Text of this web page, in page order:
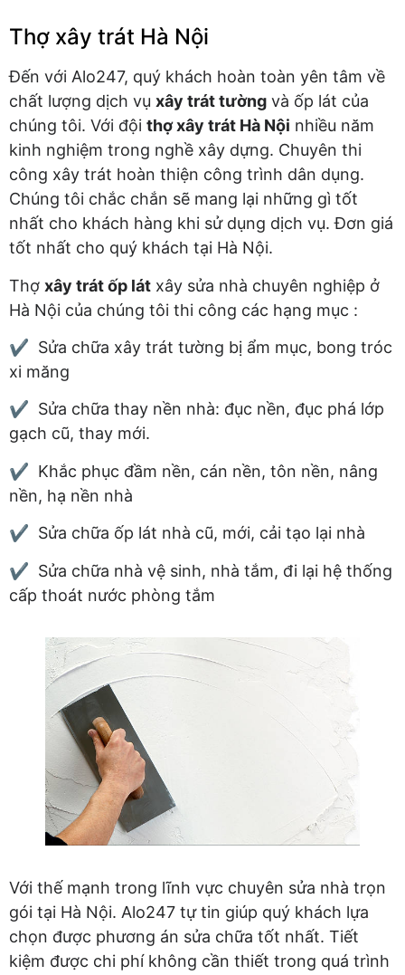
Thợ xây trát Hà Nội
Đến với Alo247, quý khách hoàn toàn yên tâm về
chất lượng dịch vụ xây trát tường và ốp lát của
chúng tôi. Với đội thợ xây trát Hà Nội nhiều năm
kinh nghiệm trong nghề xây dựng. Chuyên thi
công xây trát hoàn thiện công trình dân dụng.
Chúng tôi chắc chắn sẽ mang lại những gì tốt
nhất cho khách hàng khi sử dụng dịch vụ. Đơn giá
tốt nhất cho quý khách tại Hà Nội.
Thợ xây trát ốp lát xây sửa nhà chuyên nghiệp ở
Hà Nội của chúng tôi thi công các hạng mục :
✔ Sửa chữa xây trát tường bị ẩm mục, bong tróc
xi măng
✔ Sửa chữa thay nền nhà: đục nền, đục phá lớp
gạch cũ, thay mới.
✔ Khắc phục đầm nền, cán nền, tôn nền, nâng
nền, hạ nền nhà
✔ Sửa chữa ốp lát nhà cũ, mới, cải tạo lại nhà
✔ Sửa chữa nhà vệ sinh, nhà tắm, đi lại hệ thống
cấp thoát nước phòng tắm
Với thế mạnh trong lĩnh vực chuyên sửa nhà trọn
gói tại Hà Nội. Alo247 tự tin giúp quý khách lựa
chọn được phương án sửa chữa tốt nhất. Tiết
kiệm được chi phí không cần thiết trong quá trình